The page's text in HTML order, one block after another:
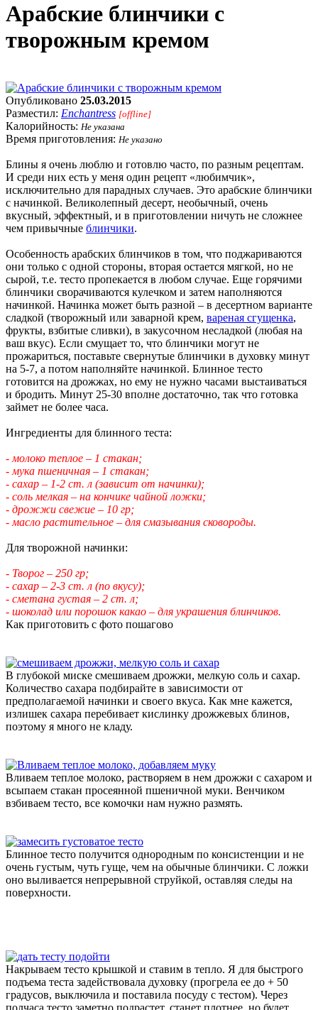
Арабские блинчики с
творожным кремом
Опубликовано 25.03.2015
Разместил: Enchantress [offline]
Калорийность: Не указана
Время приготовления: Не указано
Блины я очень люблю и готовлю часто, по разным рецептам.
И среди них есть у меня один рецепт «любимчик»,
исключительно для парадных случаев. Это арабские блинчики
с начинкой. Великолепный десерт, необычный, очень
вкусный, эффектный, и в приготовлении ничуть не сложнее
чем привычные блинчики.
Особенность арабских блинчиков в том, что поджариваются
они только с одной стороны, вторая остается мягкой, но не
сырой, т.е. тесто пропекается в любом случае. Еще горячими
блинчики сворачиваются кулечком и затем наполняются
начинкой. Начинка может быть разной – в десертном варианте
сладкой (творожный или заварной крем, вареная сгущенка,
фрукты, взбитые сливки), в закусочном несладкой (любая на
ваш вкус). Если смущает то, что блинчики могут не
прожариться, поставьте свернутые блинчики в духовку минут
на 5-7, а потом наполняйте начинкой. Блинное тесто
готовится на дрожжах, но ему не нужно часами выстаиваться
и бродить. Минут 25-30 вполне достаточно, так что готовка
займет не более часа.
Ингредиенты для блинного теста:
- молоко теплое – 1 стакан;
- мука пшеничная – 1 стакан;
- сахар – 1-2 ст. л (зависит от начинки);
- соль мелкая – на кончике чайной ложки;
- дрожжи свежие – 10 гр;
- масло растительное – для смазывания сковороды.
Для творожной начинки:
- Творог – 250 гр;
- сахар – 2-3 ст. л (по вкусу);
- сметана густая – 2 ст. л;
- шоколад или порошок какао – для украшения блинчиков.
Как приготовить с фото пошагово
В глубокой миске смешиваем дрожжи, мелкую соль и сахар.
Количество сахара подбирайте в зависимости от
предполагаемой начинки и своего вкуса. Как мне кажется,
излишек сахара перебивает кислинку дрожжевых блинов,
поэтому я много не кладу.
Вливаем теплое молоко, растворяем в нем дрожжи с сахаром и
всыпаем стакан просеянной пшеничной муки. Венчиком
взбиваем тесто, все комочки нам нужно размять.
Блинное тесто получится однородным по консистенции и не
очень густым, чуть гуще, чем на обычные блинчики. С ложки
оно выливается непрерывной струйкой, оставляя следы на
поверхности.
Накрываем тесто крышкой и ставим в тепло. Я для быстрого
подъема теста задействовала духовку (прогрела ее до + 50
градусов, выключила и поставила посуду с тестом). Через
полчаса тесто заметно подрастет, станет плотнее, но будет